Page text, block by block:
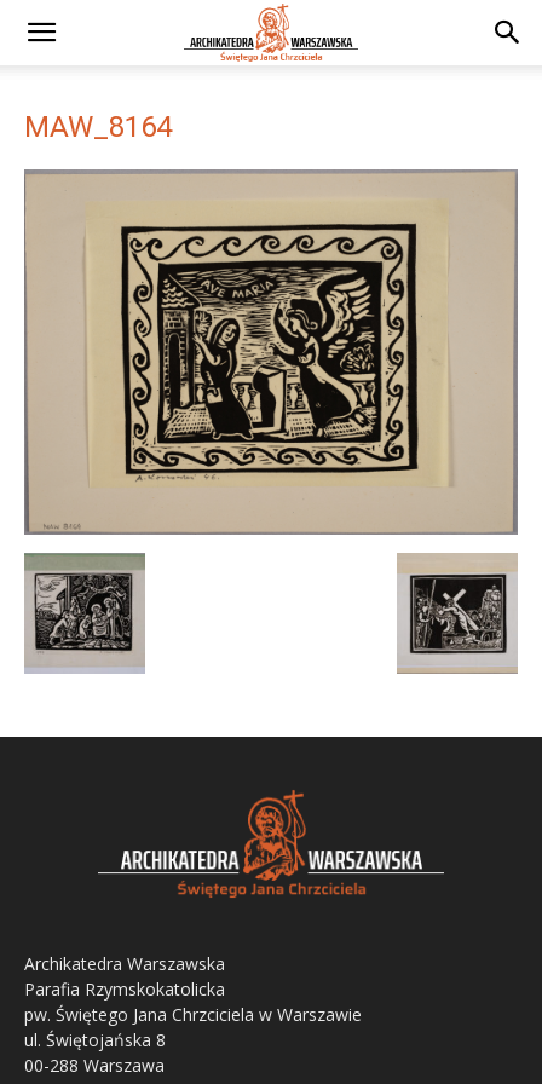
MAW_8164
Archikatedra Warszawska
Parafia Rzymskokatolicka
pw. Świętego Jana Chrzciciela w Warszawie
ul. Świętojańska 8
00-288 Warszawa